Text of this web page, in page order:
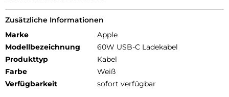
Zusätzliche Informationen
Marke
Apple
Modellbezeichnung
60W USB-C Ladekabel
Produkttyp
Kabel
Farbe
Weiß
Verfügbarkeit
sofort verfügbar